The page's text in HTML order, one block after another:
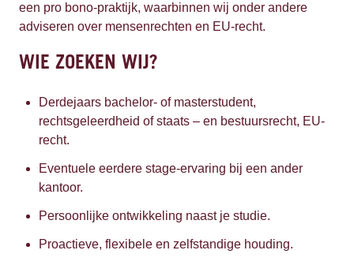
een pro bono-praktijk, waarbinnen wij onder andere
adviseren over mensenrechten en EU-recht.
WIE ZOEKEN WIJ?
Derdejaars bachelor- of masterstudent,
rechtsgeleerdheid of staats – en bestuursrecht, EU-
recht.
Eventuele eerdere stage-ervaring bij een ander
kantoor.
Persoonlijke ontwikkeling naast je studie.
Proactieve, flexibele en zelfstandige houding.